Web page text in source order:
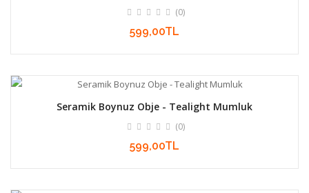
(0)
599,00TL
Seramik Boynuz Obje - Tealight Mumluk
(0)
599,00TL